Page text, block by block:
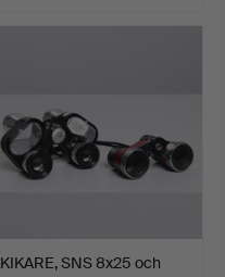
KIKARE, SNS 8x25 och